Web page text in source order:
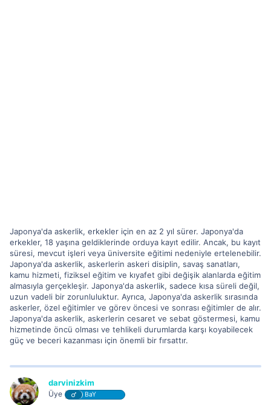
Japonya'da askerlik, erkekler için en az 2 yıl sürer. Japonya'da
erkekler, 18 yaşına geldiklerinde orduya kayıt edilir. Ancak, bu kayıt
süresi, mevcut işleri veya üniversite eğitimi nedeniyle ertelenebilir.
Japonya'da askerlik, askerlerin askeri disiplin, savaş sanatları,
kamu hizmeti, fiziksel eğitim ve kıyafet gibi değişik alanlarda eğitim
almasıyla gerçekleşir. Japonya'da askerlik, sadece kısa süreli değil,
uzun vadeli bir zorunluluktur. Ayrıca, Japonya'da askerlik sırasında
askerler, özel eğitimler ve görev öncesi ve sonrası eğitimler de alır.
Japonya'da askerlik, askerlerin cesaret ve sebat göstermesi, kamu
hizmetinde öncü olması ve tehlikeli durumlarda karşı koyabilecek
güç ve beceri kazanması için önemli bir fırsattır.
darvinizkim
Üye BaY